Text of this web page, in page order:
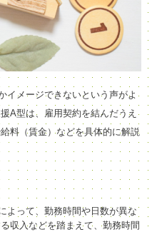
イメージできないという声がよ
A型は、雇用契約を結んだうえ
料（賃金）などを具体的に解説
よって、勤務時間や日数が異な
収入などを踏まえて、勤務時間